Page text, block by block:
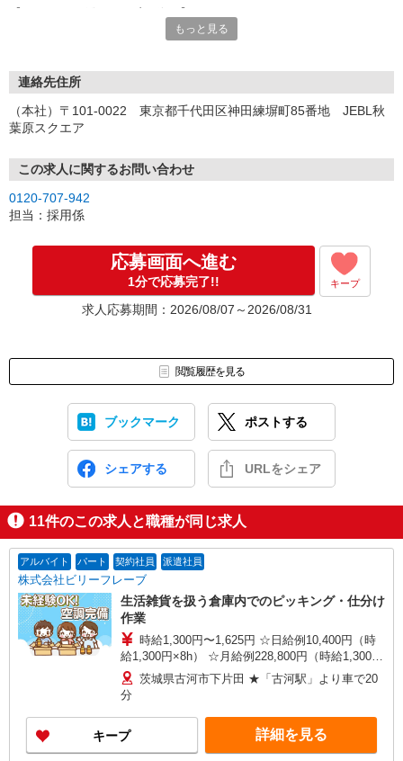
いつでも好きな時間に登録OK
受付時間/平日9:00〜19:00
【来場登録（目安1時間30分）】
▼Step2 全国にあるお仕事の中から、あなたにピッタリのお仕事を
ご案内
▼Step3 就業前に職場見学で気になる事はしっかりチェック！
応募⇒最短で2日後からの勤務も可能です！
もっと見る
連絡先住所
（本社）〒101-0022 東京都千代田区神田練塀町85番地 JEBL秋
葉原スクエア
この求人に関するお問い合わせ
0120-707-942
担当：採用係
応募画面へ進む
1分で応募完了!! キープ
求人応募期間：2026/08/07～2026/08/31
閲覧履歴を見る
ブックマーク ポストする
シェアする URLをシェア
11件のこの求人と職種が同じ求人
アルバイト パート 契約社員 派遣社員
株式会社ビリーフレーブ
生活雑貨を扱う倉庫内でのピッキング・仕分け
作業
時給1,300円〜1,625円 ☆日給例10,400円（時
給1,300円×8h） ☆月給例228,800円（時給1,300円
×8h×22日） ※経験・能力等による
茨城県古河市下片田 ★「古河駅」より車で20
分
キープ 詳細を見る